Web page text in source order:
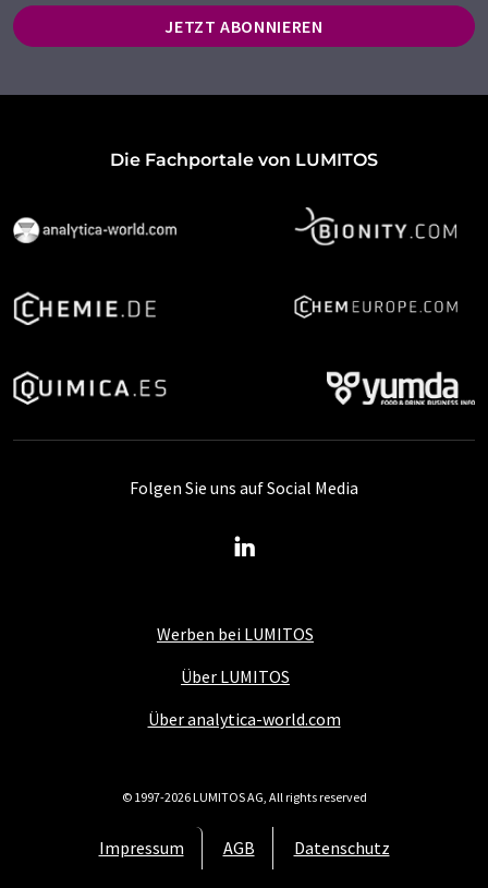
JETZT ABONNIEREN
Die Fachportale von LUMITOS
Werben bei LUMITOS
Über LUMITOS
Über analytica-world.com
Impressum AGB Datenschutz
Folgen Sie uns auf Social Media
© 1997-2026 LUMITOS AG, All rights reserved